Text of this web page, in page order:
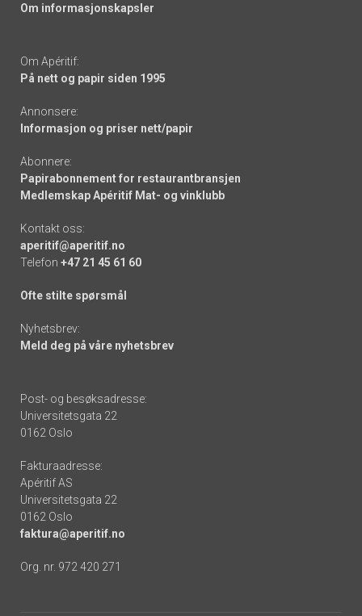
Om informasjonskapsler
Om Apéritif:
På nett og papir siden 1995
Annonsere:
Informasjon og priser nett/papir
Abonnere:
Papirabonnement for restaurantbransjen
Medlemskap Apéritif Mat- og vinklubb
Kontakt oss:
aperitif@aperitif.no
Telefon +47 21 45 61 60
Ofte stilte spørsmål
Nyhetsbrev:
Meld deg på våre nyhetsbrev
Post- og besøksadresse:
Universitetsgata 22
0162 Oslo
Fakturaadresse:
Apéritif AS
Universitetsgata 22
0162 Oslo
faktura@aperitif.no
Org. nr. 972 420 271